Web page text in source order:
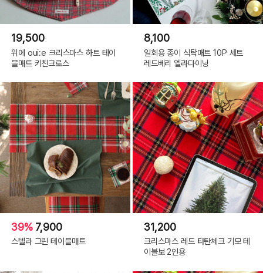
19,500
위에 oui:e 크리스마스 하트 테이
블매트 키친크로스
8,100
일회용 종이 식탁매트 10P 세트
레드베리 엘라다이닝
39% 7,900
스텔라 그린 테이블매트
31,200
크리스마스 레드 타탄체크 기모 테
이블보 2인용